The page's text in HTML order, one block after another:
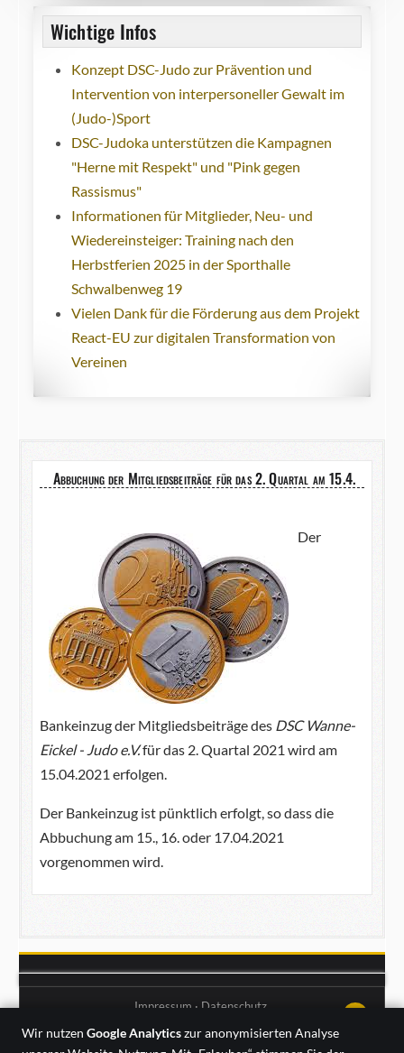
↑↑↑
Impressum · Datenschutz
Wir nutzen Google Analyticszur anonymisierten Analyse
Wichtige Infos
Konzept DSC-Judo zur Prävention und
Intervention von interpersoneller Gewalt im
(Judo-)Sport
DSC-Judoka unterstützen die Kampagnen
"Herne mit Respekt" und "Pink gegen
Rassismus"
Informationen für Mitglieder, Neu- und
Wiedereinsteiger: Training nach den
Herbstferien 2025 in der Sporthalle
Schwalbenweg 19
Vielen Dank für die Förderung aus dem Projekt
React-EU zur digitalen Transformation von
Vereinen
Abbuchung der Mitgliedsbeiträge für das 2. Quartal am 15.4.
Der
Bankeinzug der Mitgliedsbeiträge des DSC Wanne-
Eickel - Judo e.V.für das 2. Quartal 2021 wird am
15.04.2021 erfolgen.
Der Bankeinzug ist pünktlich erfolgt, so dass die
Abbuchung am 15., 16. oder 17.04.2021
vorgenommen wird.